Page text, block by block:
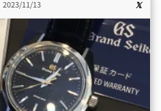
2023/11/13